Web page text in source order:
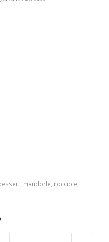
, mandorle nocciole